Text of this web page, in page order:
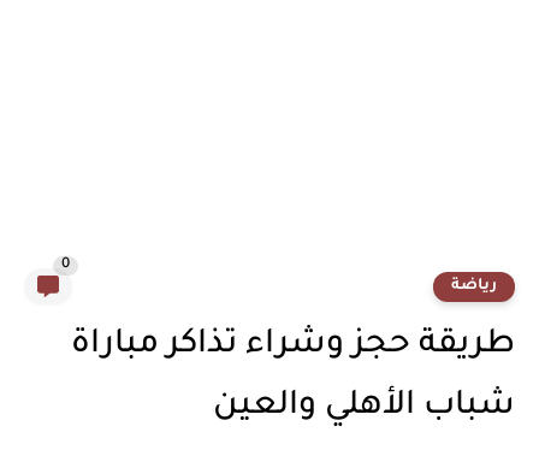
رياضة
0
طريقة حجز وشراء تذاكر مباراة
شباب الأهلي والعين